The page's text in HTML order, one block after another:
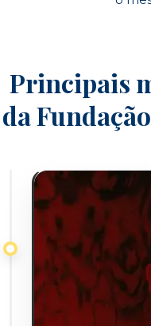
Principais
da